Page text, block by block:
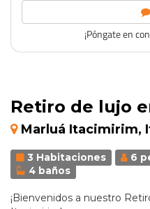
Retiro de lujo
Marluá Itacimirim,
3 Habitaciones 6
4 baños
¡Bienvenidos a nuestro
¡Póngate en